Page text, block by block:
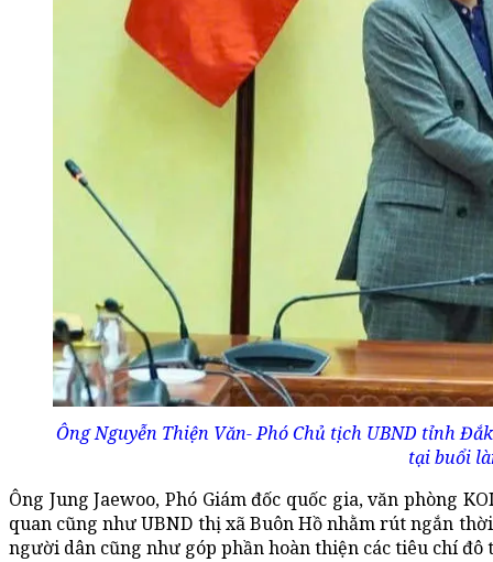
Ông Nguyễn Thiện Văn- Phó Chủ tịch UBND tỉnh
tại buổi
Ông Jung Jaewoo, Phó Giám đốc quốc gia, văn phòng
quan cũng như UBND thị xã Buôn Hồ nhằm rút ngắn
người dân cũng như góp phần hoàn thiện các tiêu chí đô